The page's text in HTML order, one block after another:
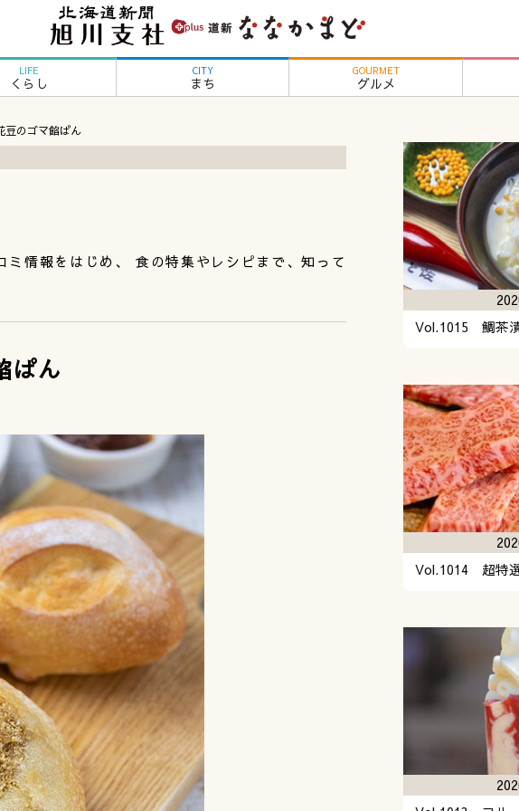
LIFE
くらし
CITY
まち
GOURMET
グルメ
のゴマ餡ぱん
情報をはじめ、 食の特集やレシピまで、知って
ん
Vol.1015 鯛茶
Vol.1014 超特